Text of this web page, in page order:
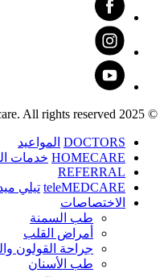
© 2025 Medcare. All rights reserved.
DOCTORS المواعيد
HOMECARE خدمات
REFERRAL
teleMEDCARE تيلي
الاختصاصات
طب السمنة
أمراض القلب
جراحة القولون
طب الأسنان